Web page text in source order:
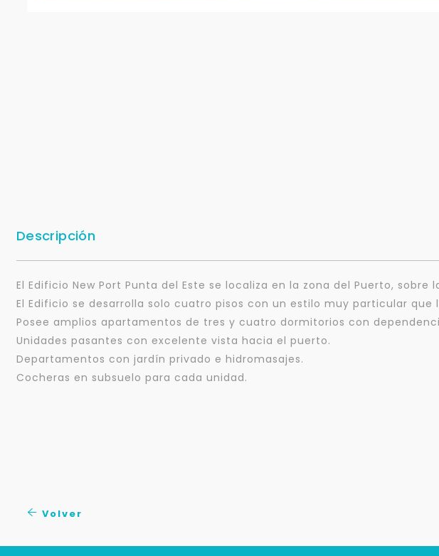
Descripción
El Edificio New Port Punta del Este se localiza en la zona del Puerto,
El Edificio se desarrolla solo cuatro pisos con un estilo muy particular
Posee amplios apartamentos de tres y cuatro dormitorios con
Unidades pasantes con excelente vista hacia el puerto.
Departamentos con jardín privado e hidromasajes.
Cocheras en subsuelo para cada unidad.
Volver
Déjanos tus datos para